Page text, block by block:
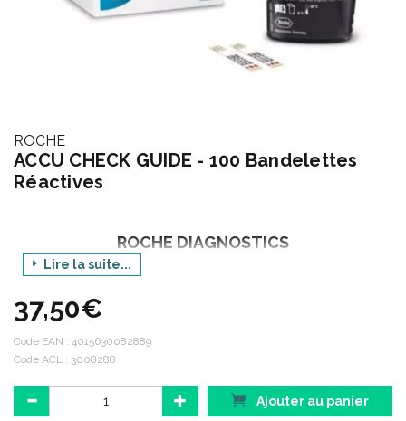
ROCHE
ACCU CHECK GUIDE - 100 Bandelettes
Réactives
ROCHE DIAGNOSTICS
N° 1 du diagnostic in vitro en France, Roche Diagnostics
commercialise et distribue une gamme complète de produits et
services dans trois domaines d’ activité :
la biologie médicale.
les solutions de séquençage.
Lire la suite...
37,50€
Code EAN : 4015630082889
Code ACL : 3008288
Ajouter au panier